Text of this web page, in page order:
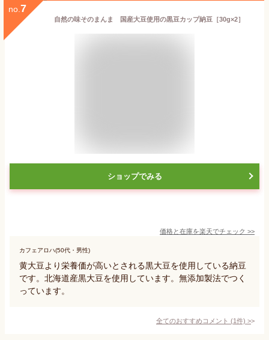
no. 7
自然の味そのまんま 国産大豆使用の黒豆カップ納豆［30g×2］
ショップでみる
価格と在庫を楽天でチェック >>
カフェアロハ(50代・男性)
黄大豆より栄養価が高いとされる黒大豆を使用している納豆
です。北海道産黒大豆を使用しています。無添加製法でつく
っています。
全てのおすすめコメント (1件) >